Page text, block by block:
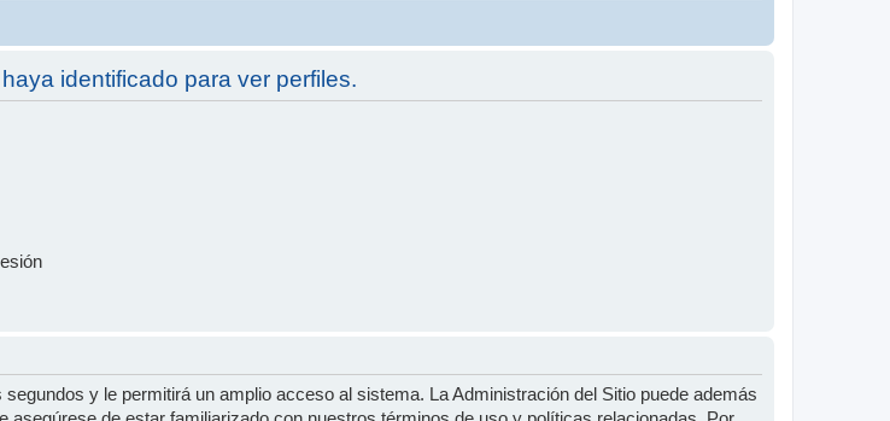
identificado para ver perfiles.
y le permitirá un amplio acceso al sistema. La Administración del Sitio puede además